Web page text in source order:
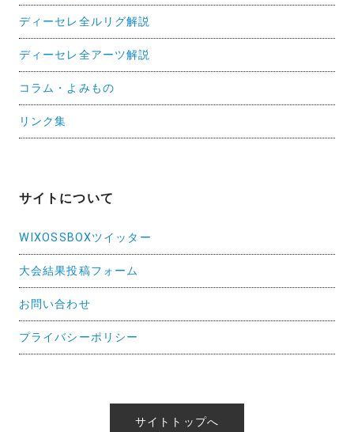
ディーセレ全ルリグ解説
ディーセレ全アーツ解説
コラム・よみもの
リンク集
サイトについて
WIXOSSBOXツイッター
大会結果投稿フォーム
お問い合わせ
プライバシーポリシー
サイトトップへ